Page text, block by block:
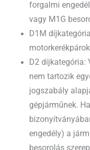
forgalmi
vagy M1G
D1M
D2 díjkategória:
nem tartozik
jogszabály
gépjárműnek.
engedély) a
besorolás